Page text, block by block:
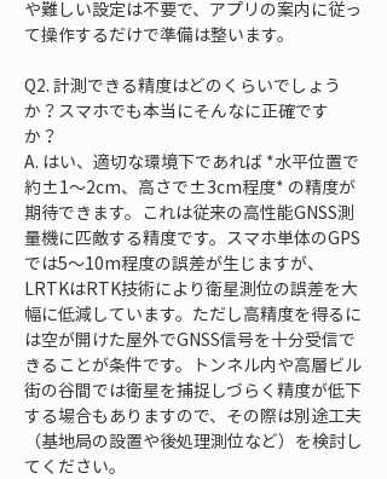
や難しい設定は不要で、アプリの案内に従っ
て操作するだけで準備は整います。
Q2. 計測できる精度はどのくらいでしょう
か？スマホでも本当にそんなに正確です
か？
A. はい、適切な環境下であれば *水平位置で
約±1～2cm、高さで±3cm程度* の精度が
期待できます。これは従来の高性能GNSS測
量機に匹敵する精度です。スマホ単体のGPS
では5～10m程度の誤差が生じますが、
LRTKはRTK技術により衛星測位の誤差を大
幅に低減しています。ただし高精度を得るに
は空が開けた屋外でGNSS信号を十分受信で
きることが条件です。トンネル内や高層ビル
街の谷間では衛星を捕捉しづらく精度が低下
する場合もありますので、その際は別途工夫
（基地局の設置や後処理測位など）を検討し
てください。